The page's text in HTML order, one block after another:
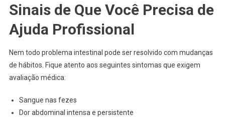
Sinais de Que Você Precisa de
Ajuda Profissional
Nem todo problema intestinal pode ser resolvido com mudanças
de hábitos. Fique atento aos seguintes sintomas que exigem
avaliação médica:
Sangue nas fezes
Dor abdominal intensa e persistente